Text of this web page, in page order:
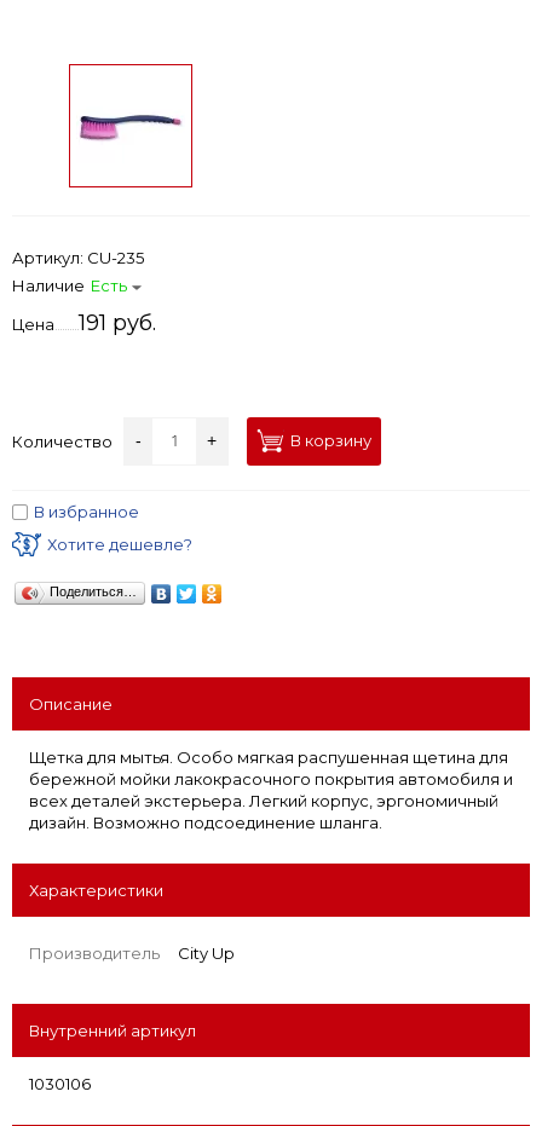
Артикул: CU-235
Наличие Есть
Цена
191 руб.
Количество - + В корзину
В избранное
Хотите дешевле?
Поделиться…
Описание
Щетка для мытья. Особо мягкая распушенная щетина для
бережной мойки лакокрасочного покрытия автомобиля и
всех деталей экстерьера. Легкий корпус, эргономичный
дизайн. Возможно подсоединение шланга.
Характеристики
Производитель City Up
Внутренний артикул
1030106